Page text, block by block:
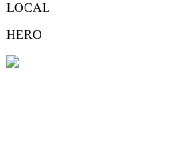
LOCAL
HERO